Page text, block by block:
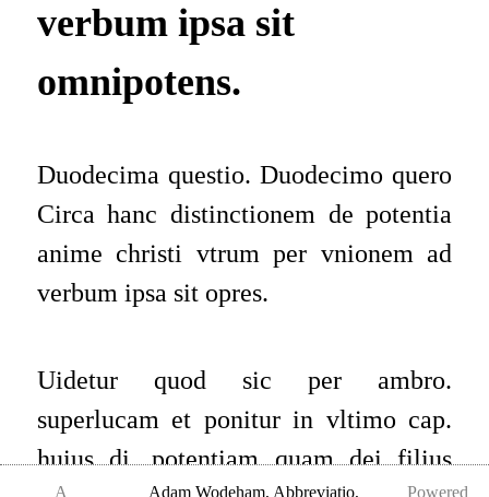
verbum ipsa sit
omnipotens.
Duodecima questio. Duodecimo quero
Circa hanc distinctionem de potentia
anime christi vtrum per vnionem ad
verbum ipsa sit opres.
Uidetur quod sic per ambro.
superlucam et ponitur in vltimo cap.
huius di. potentiam quam dei filius
A Adam Wodeham, Abbreviatio, Powered